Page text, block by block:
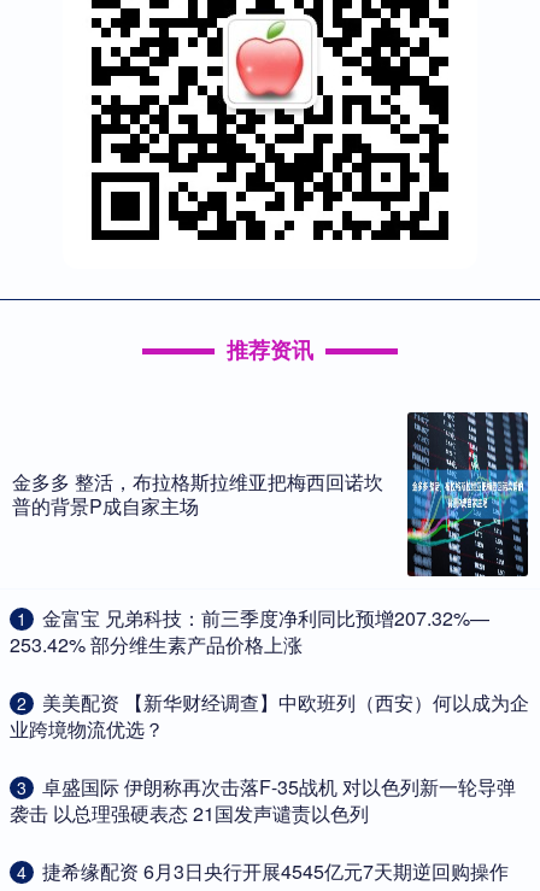
推荐资讯
金多多 整活，布拉格斯拉维亚把梅西回诺坎
普的背景P成自家主场
1
​金富宝 兄弟科技：前三季度净利同比预增207.32%—
253.42% 部分维生素产品价格上涨
2
​美美配资 【新华财经调查】中欧班列（西安）何以成为企
业跨境物流优选？
3
​卓盛国际 伊朗称再次击落F-35战机 对以色列新一轮导弹
袭击 以总理强硬表态 21国发声谴责以色列
4 ​捷希缘配资 6月3日央行开展4545亿元7天期逆回购操作